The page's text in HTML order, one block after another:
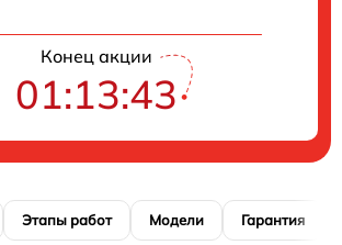
Конец акции
01:13:42
Этапы работ Модели Гарантия